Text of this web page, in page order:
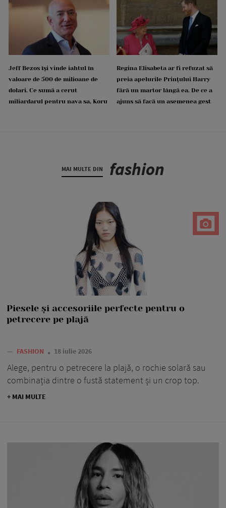
Jeff Bezos își vinde iahtul în
valoare de 500 de milioane de
dolari. Ce sumă a cerut
miliardarul pentru nava sa, Koru
Regina Elisabeta ar fi refuzat să
preia apelurile Prințului Harry
fără un martor lângă ea. De ce a
ajuns să facă un asemenea gest
MAI MULTE DIN fashion
Piesele și accesoriile perfecte pentru o
petrecere pe plajă
— FASHION 18 iulie 2026
Alege, pentru o petrecere la plajă, o rochie solară sau
combinația dintre o fustă statement și un crop top.
+ MAI MULTE